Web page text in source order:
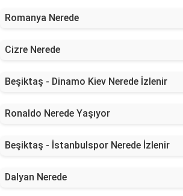
Romanya Nerede
Cizre Nerede
Beşiktaş - Dinamo Kiev Nerede İzlenir
Ronaldo Nerede Yaşıyor
Beşiktaş - İstanbulspor Nerede İzlenir
Dalyan Nerede